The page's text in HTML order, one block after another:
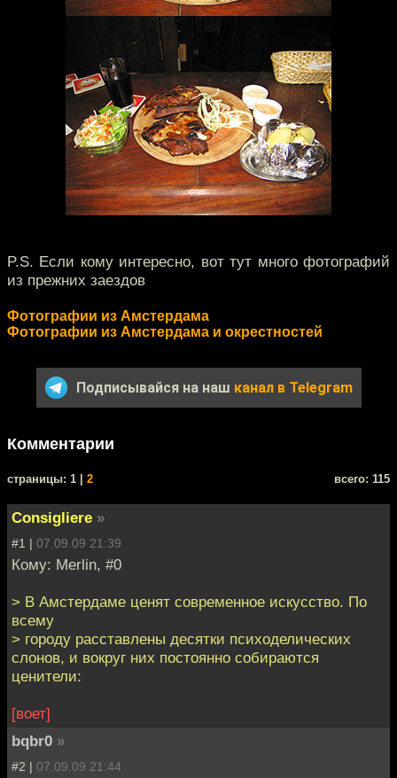
P.S. Если кому интересно, вот тут много фотографий
из прежних заездов
Фотографии из Амстердама
Фотографии из Амстердама и окрестностей
Подписывайся на наш канал в Telegram
Комментарии
cтраницы: 1 | 2 всего: 115
Consigliere »
#1 | 07.09.09 21:39
Кому: Merlin, #0
> В Амстердаме ценят современное искусство. По
всему
> городу расставлены десятки психоделических
слонов, и вокруг них постоянно собираются
ценители:
[воет]
bqbr0 »
#2 | 07.09.09 21:44